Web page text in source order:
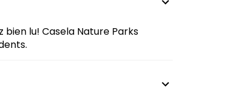
bien lu! Casela Nature Parks